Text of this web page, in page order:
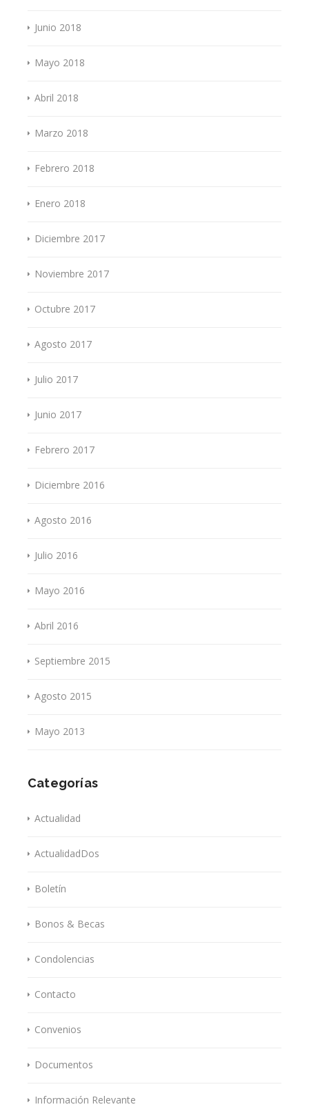
Junio 2018
Mayo 2018
Abril 2018
Marzo 2018
Febrero 2018
Enero 2018
Diciembre 2017
Noviembre 2017
Octubre 2017
Agosto 2017
Julio 2017
Junio 2017
Febrero 2017
Diciembre 2016
Agosto 2016
Julio 2016
Mayo 2016
Abril 2016
Septiembre 2015
Agosto 2015
Mayo 2013
Categorías
Actualidad
ActualidadDos
Boletín
Bonos & Becas
Condolencias
Contacto
Convenios
Documentos
Información Relevante